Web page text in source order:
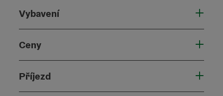
Vybavení
Ceny
Příjezd